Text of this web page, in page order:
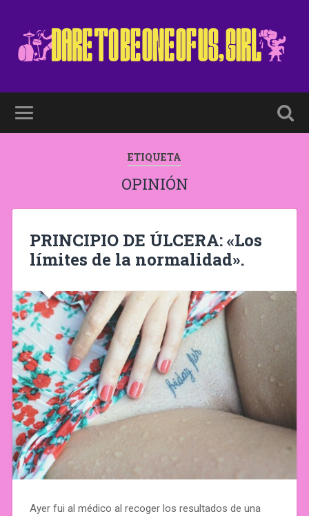
ETIQUETA
OPINIÓN
PRINCIPIO DE ÚLCERA: «Los
límites de la normalidad».
Ayer fui al médico al recoger los resultados de una